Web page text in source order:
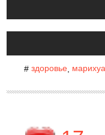
# здоровье,